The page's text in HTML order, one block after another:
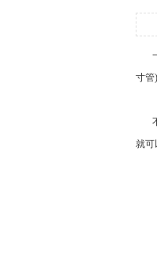
一
寸管
就可